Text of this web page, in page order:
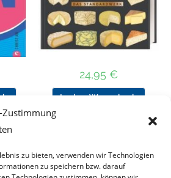
Zustimmung
zu bieten, verwenden wir Technologien
zu speichern bzw. darauf
24,95 €
In den Warenkorb